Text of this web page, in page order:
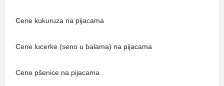
Cene kukuruza na pijacama
Cene lucerke (seno u balama) na pijacama
Cene pšenice na pijacama